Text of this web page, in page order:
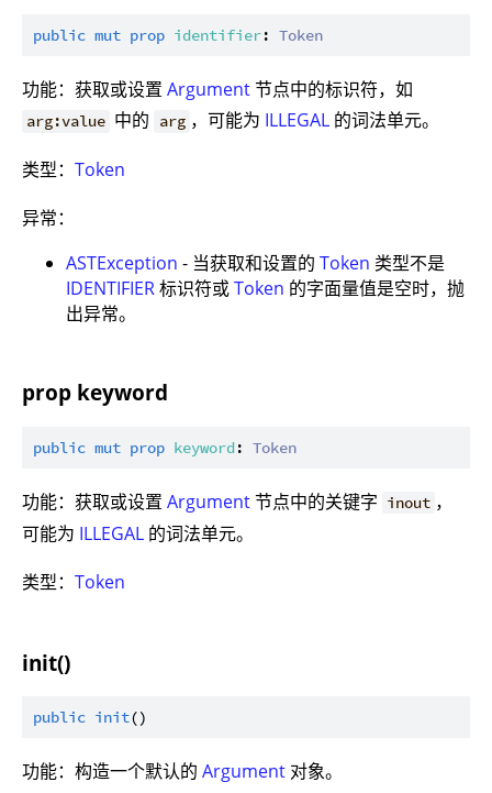
public mut prop identifier: Token
功能：获取或设置Argument节点中的标识符，如
arg:value 中的 arg ，可能为 ILLEGAL的词法单元。
类型： Token
异常：
ASTException - 当获取和设置的 Token 类型不是
IDENTIFIER标识符或Token 的字面量值是空时，抛
出异常。
prop keyword
public mut prop keyword: Token
功能：获取或设置 Argument节点中的关键字 inout ，
可能为 ILLEGAL 的词法单元。
类型： Token
init()
public init
功能：构造一个默认的 Argument 对象。